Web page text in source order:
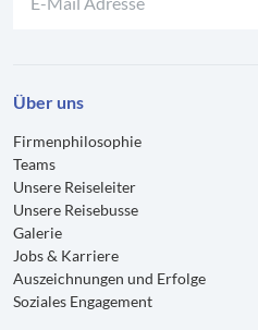
Über uns
Firmenphilosophie
Teams
Unsere Reiseleiter
Unsere Reisebusse
Galerie
Jobs & Karriere
Auszeichnungen und Erfolge
Soziales Engagement